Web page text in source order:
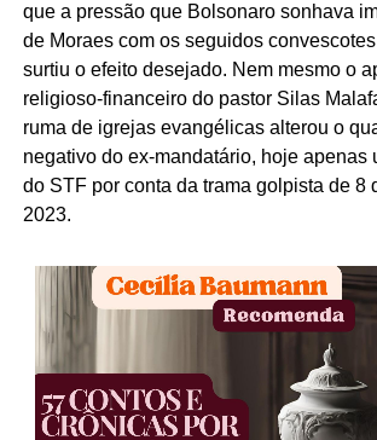
que a pressão que Bolsonaro sonhava
de Moraes com os seguidos
surtiu o efeito desejado. Nem mesmo o
religioso-financeiro do pastor Silas
ruma de igrejas evangélicas alterou o
negativo do ex-mandatário, hoje apenas
do STF por conta da trama golpista de 8
2023.